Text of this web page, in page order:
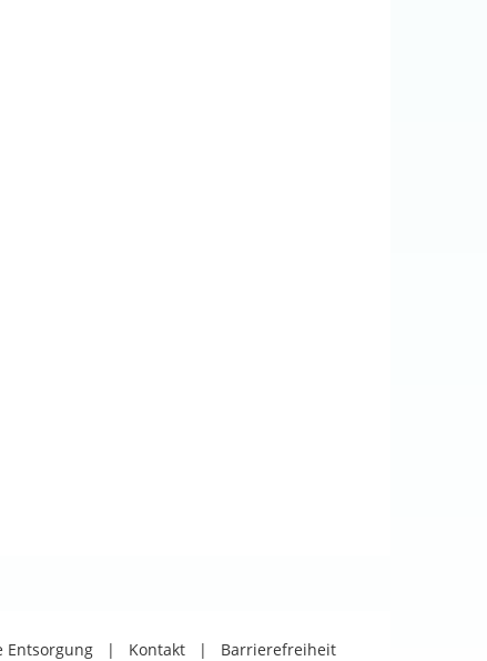
Entsorgung | Kontakt | Barrierefreiheit